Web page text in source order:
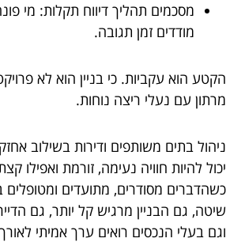
מסכמים תהליך דיווח תקלות: מי
מודדים זמן תגובה.
הקטע הוא עקביות. כי בניין הוא לא
מרתון עם נעלי ריצה נוחות.
ניהול בתים משותפים ודירות בשילוב
יכול להיות חוויה נעימה, זורמת ואפילו
כשהדברים מסודרים, מתועדים
שיטה, גם הבניין מרגיש קל יותר, גם
וגם בעלי הנכסים רואים ערך אמיתי